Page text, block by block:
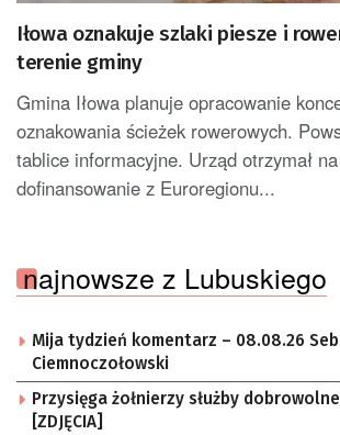
Iłowa oznakuje szlaki piesze i
terenie gminy
Gmina Iłowa planuje opracowanie
oznakowania ścieżek rowerowych.
tablice informacyjne. Urząd otrzymał
dofinansowanie z Euroregionu...
najnowsze z Lubuskiego
Mija tydzień komentarz – 08.08.26
Ciemnoczołowski
Przysięga żołnierzy służby
[ZDJĘCIA]